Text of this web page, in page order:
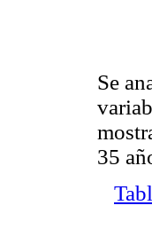
Se
35